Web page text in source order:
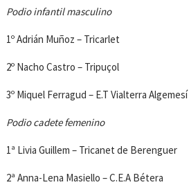
Podio infantil masculino
1º Adrián Muñoz – Tricarlet
2º Nacho Castro – Tripuçol
3º Miquel Ferragud – E.T Vialterra Algemesí
Podio cadete femenino
1ª Livia Guillem – Tricanet de Berenguer
2ª Anna-Lena Masiello – C.E.A Bétera